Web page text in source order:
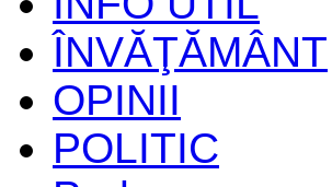
ÎNVĂŢĂMÂNT
OPINII
POLITIC